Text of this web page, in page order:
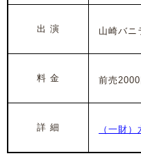
出 演 山崎バニ
料 金 前売2000
詳 細 （一財